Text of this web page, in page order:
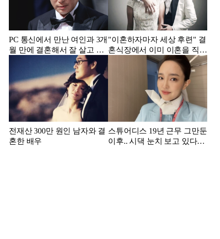
PC 통신에서 만난 여인과 3개
월 만에 결혼해서 잘 살고 있
"이혼하자마자 세상 후련" 결
혼식장에서 이미 이혼을 직감
했었다는 배우
전재산 300만 원인 남자와 결
혼한 배우
스튜어디스 19년 근무 그만둔
이후.. 시댁 눈치 보고 있다는